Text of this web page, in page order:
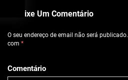
Deixe Um Comentário
O seu endereço de email não será publicado.
com *
Comentário